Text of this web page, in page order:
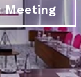
Meeting